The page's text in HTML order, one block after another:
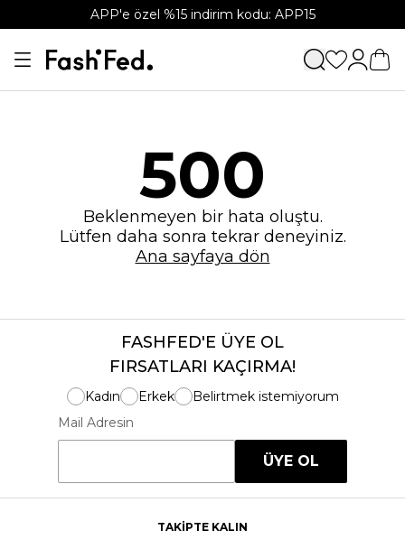
APP'e özel %15 indirim kodu: APP15
500
Beklenmeyen bir hata oluştu.
Lütfen daha sonra tekrar deneyiniz.
Ana sayfaya dön
FASHFED'E ÜYE OL
FIRSATLARI KAÇIRMA!
Kadın Erkek
Belirtmek istemiyorum
Mail Adresin
ÜYE OL
TAKİPTE KALIN